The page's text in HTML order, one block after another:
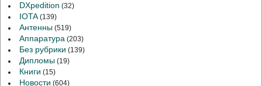
DXpedition (32)
IOTA(139)
Антенны (519)
Аппаратура (203)
Без рубрики (139)
Дипломы (19)
Книги (15)
Новости (604)